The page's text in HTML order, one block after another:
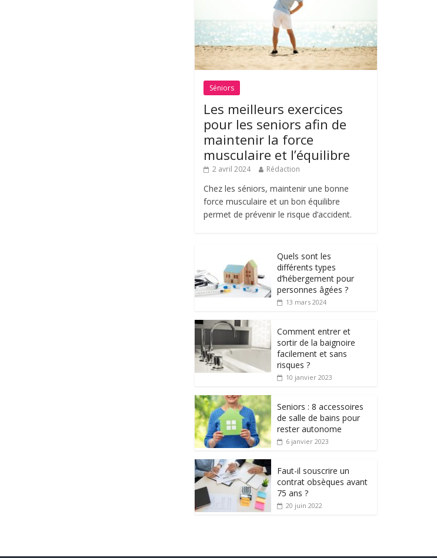
Séniors
Les meilleurs exercices
pour les seniors afin de
maintenir la force
musculaire et l’équilibre
2 avril 2024 Rédaction
Chez les séniors, maintenir une bonne
force musculaire et un bon équilibre
permet de prévenir le risque d’accident.
Quels sont les
différents types
d’hébergement pour
personnes âgées ?
13 mars 2024
Comment entrer et
sortir de la baignoire
facilement et sans
risques ?
10 janvier 2023
Seniors : 8 accessoires
de salle de bains pour
rester autonome
6 janvier 2023
Faut-il souscrire un
contrat obsèques avant
75 ans ?
20 juin 2022